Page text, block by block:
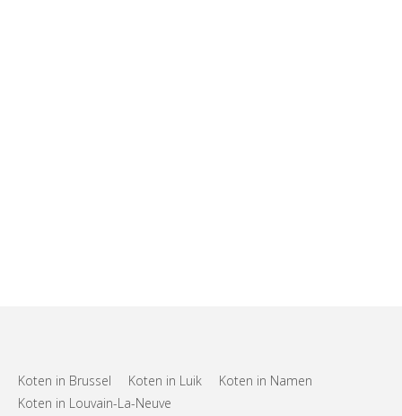
Koten in Brussel Koten in Luik
Koten in Namen
Koten in Louvain-La-Neuve